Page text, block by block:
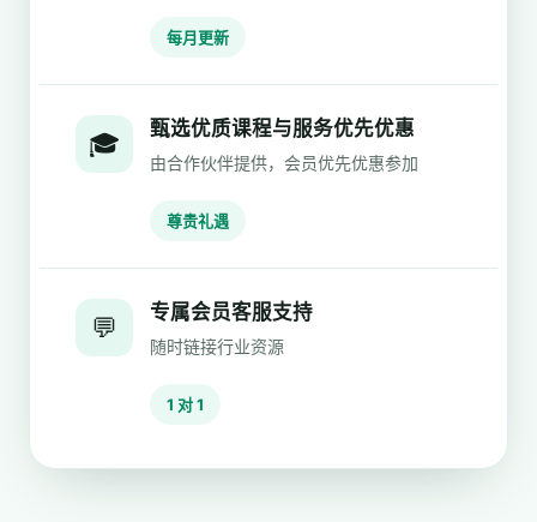
每月更新
🎓 甄选优质课程与服务优先优惠
由合作伙伴提供，会员优先优惠参加
尊贵礼遇
💬 专属会员客服支持
随时链接行业资源
1 对 1